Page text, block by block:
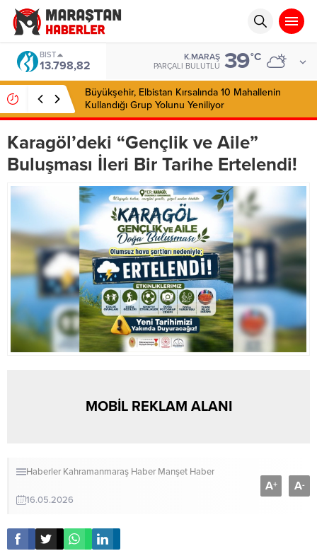
BIST
13.798,82
K.MARAŞ
PARÇALI BULUTLU 39°C
Büyükşehir, Elbistan Kırsalında 10 Mahallenin
Kullandığı Grup Yolunu Yeniliyor
Karagöl’deki “Gençlik ve Aile”
Buluşması İleri Bir Tarihe Ertelendi!
MOBİL REKLAM ALANI
Haberler Kahramanmaraş Haber Manşet Haber
16.05.2026
A+ A-